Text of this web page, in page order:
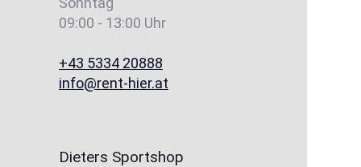
09:00 - 13:00 Uhr
+43 5334 20888
info@rent-hier.at
Dieters Sportshop